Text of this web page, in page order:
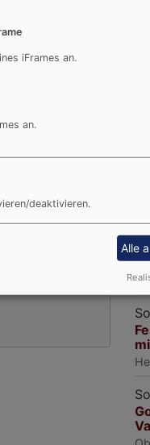
anzeigen?
verwalten
iFrames an.
an.
deaktivieren.
Alle